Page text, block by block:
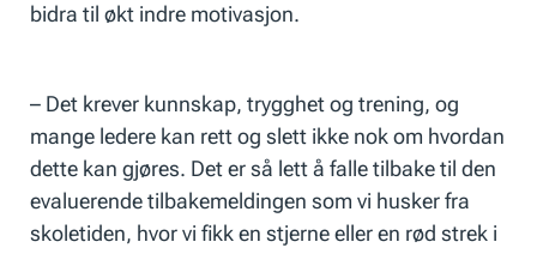
bidra til økt indre motivasjon.
– Det krever kunnskap, trygghet og trening, og
mange ledere kan rett og slett ikke nok om hvordan
dette kan gjøres. Det er så lett å falle tilbake til den
evaluerende tilbakemeldingen som vi husker fra
skoletiden, hvor vi fikk en stjerne eller en rød strek i